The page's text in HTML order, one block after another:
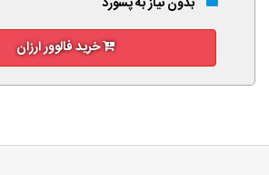
خرید فالوور ارزان